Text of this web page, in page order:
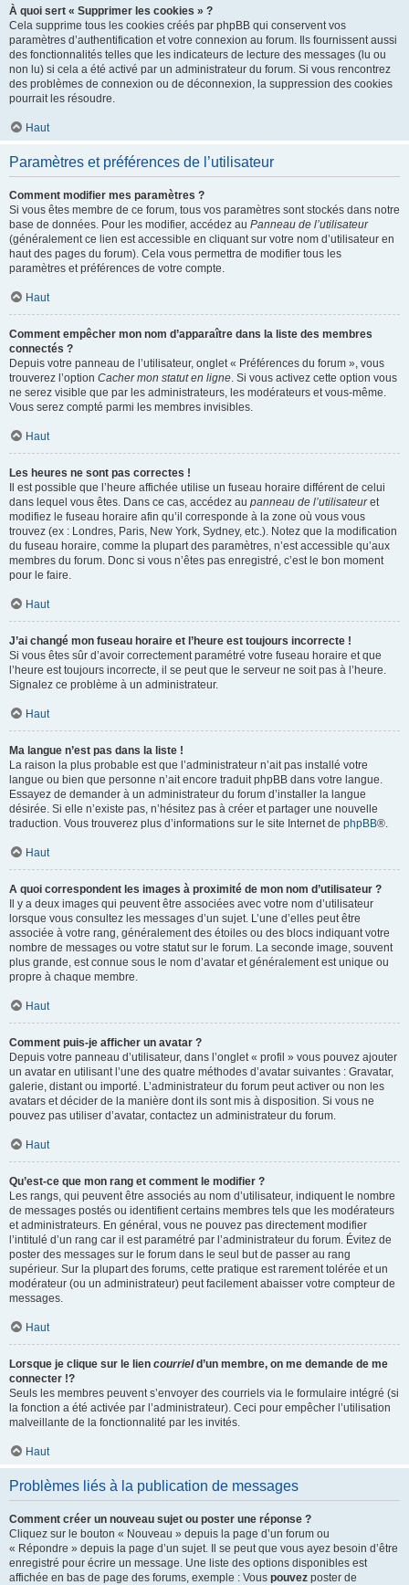
À quoi sert « Supprimer les cookies » ?
Cela supprime tous les cookies créés par phpBB qui conservent vos
paramètres d’authentification et votre connexion au forum. Ils fournissent aussi
des fonctionnalités telles que les indicateurs de lecture des messages (lu ou
non lu) si cela a été activé par un administrateur du forum. Si vous rencontrez
des problèmes de connexion ou de déconnexion, la suppression des cookies
pourrait les résoudre.
Haut
Paramètres et préférences de l’utilisateur
Comment modifier mes paramètres ?
Si vous êtes membre de ce forum, tous vos paramètres sont stockés dans notre
base de données. Pour les modifier, accédez au Panneau de l’utilisateur
(généralement ce lien est accessible en cliquant sur votre nom d’utilisateur en
haut des pages du forum). Cela vous permettra de modifier tous les
paramètres et préférences de votre compte.
Haut
Comment empêcher mon nom d’apparaître dans la liste des membres
connectés ?
Depuis votre panneau de l’utilisateur, onglet « Préférences du forum », vous
trouverez l’option Cacher mon statut en ligne. Si vous activez cette option vous
ne serez visible que par les administrateurs, les modérateurs et vous-même.
Vous serez compté parmi les membres invisibles.
Haut
Les heures ne sont pas correctes !
Il est possible que l’heure affichée utilise un fuseau horaire différent de celui
dans lequel vous êtes. Dans ce cas, accédez au panneau de l’utilisateuret
modifiez le fuseau horaire afin qu’il corresponde à la zone où vous vous
trouvez (ex : Londres, Paris, New York, Sydney, etc.). Notez que la modification
du fuseau horaire, comme la plupart des paramètres, n’est accessible qu’aux
membres du forum. Donc si vous n’êtes pas enregistré, c’est le bon moment
pour le faire.
Haut
J’ai changé mon fuseau horaire et l’heure est toujours incorrecte !
Si vous êtes sûr d’avoir correctement paramétré votre fuseau horaire et que
l’heure est toujours incorrecte, il se peut que le serveur ne soit pas à l’heure.
Signalez ce problème à un administrateur.
Haut
Ma langue n’est pas dans la liste !
La raison la plus probable est que l’administrateur n’ait pas installé votre
langue ou bien que personne n’ait encore traduit phpBB dans votre langue.
Essayez de demander à un administrateur du forum d’installer la langue
désirée. Si elle n’existe pas, n’hésitez pas à créer et partager une nouvelle
traduction. Vous trouverez plus d’informations sur le site Internet de phpBB®.
Haut
A quoi correspondent les images à proximité de mon nom d’utilisateur ?
Il y a deux images qui peuvent être associées avec votre nom d’utilisateur
lorsque vous consultez les messages d’un sujet. L’une d’elles peut être
associée à votre rang, généralement des étoiles ou des blocs indiquant votre
nombre de messages ou votre statut sur le forum. La seconde image, souvent
plus grande, est connue sous le nom d’avatar et généralement est unique ou
propre à chaque membre.
Haut
Comment puis-je afficher un avatar ?
Depuis votre panneau d’utilisateur, dans l’onglet « profil » vous pouvez ajouter
un avatar en utilisant l’une des quatre méthodes d’avatar suivantes : Gravatar,
galerie, distant ou importé. L’administrateur du forum peut activer ou non les
avatars et décider de la manière dont ils sont mis à disposition. Si vous ne
pouvez pas utiliser d’avatar, contactez un administrateur du forum.
Haut
Qu’est-ce que mon rang et comment le modifier ?
Les rangs, qui peuvent être associés au nom d’utilisateur, indiquent le nombre
de messages postés ou identifient certains membres tels que les modérateurs
et administrateurs. En général, vous ne pouvez pas directement modifier
l’intitulé d’un rang car il est paramétré par l’administrateur du forum. Évitez de
poster des messages sur le forum dans le seul but de passer au rang
supérieur. Sur la plupart des forums, cette pratique est rarement tolérée et un
modérateur (ou un administrateur) peut facilement abaisser votre compteur de
messages.
Haut
Lorsque je clique sur le lien courrield’un membre, on me demande de me
connecter !?
Seuls les membres peuvent s’envoyer des courriels via le formulaire intégré (si
la fonction a été activée par l’administrateur). Ceci pour empêcher l’utilisation
malveillante de la fonctionnalité par les invités.
Haut
Problèmes liés à la publication de messages
Comment créer un nouveau sujet ou poster une réponse ?
Cliquez sur le bouton « Nouveau » depuis la page d’un forum ou
« Répondre » depuis la page d’un sujet. Il se peut que vous ayez besoin d’être
enregistré pour écrire un message. Une liste des options disponibles est
affichée en bas de page des forums, exemple : Vous pouvez poster de